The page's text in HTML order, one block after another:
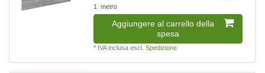
1 metro
Aggiungere al carrello della
spesa
* IVA inclusa escl.Spedizione